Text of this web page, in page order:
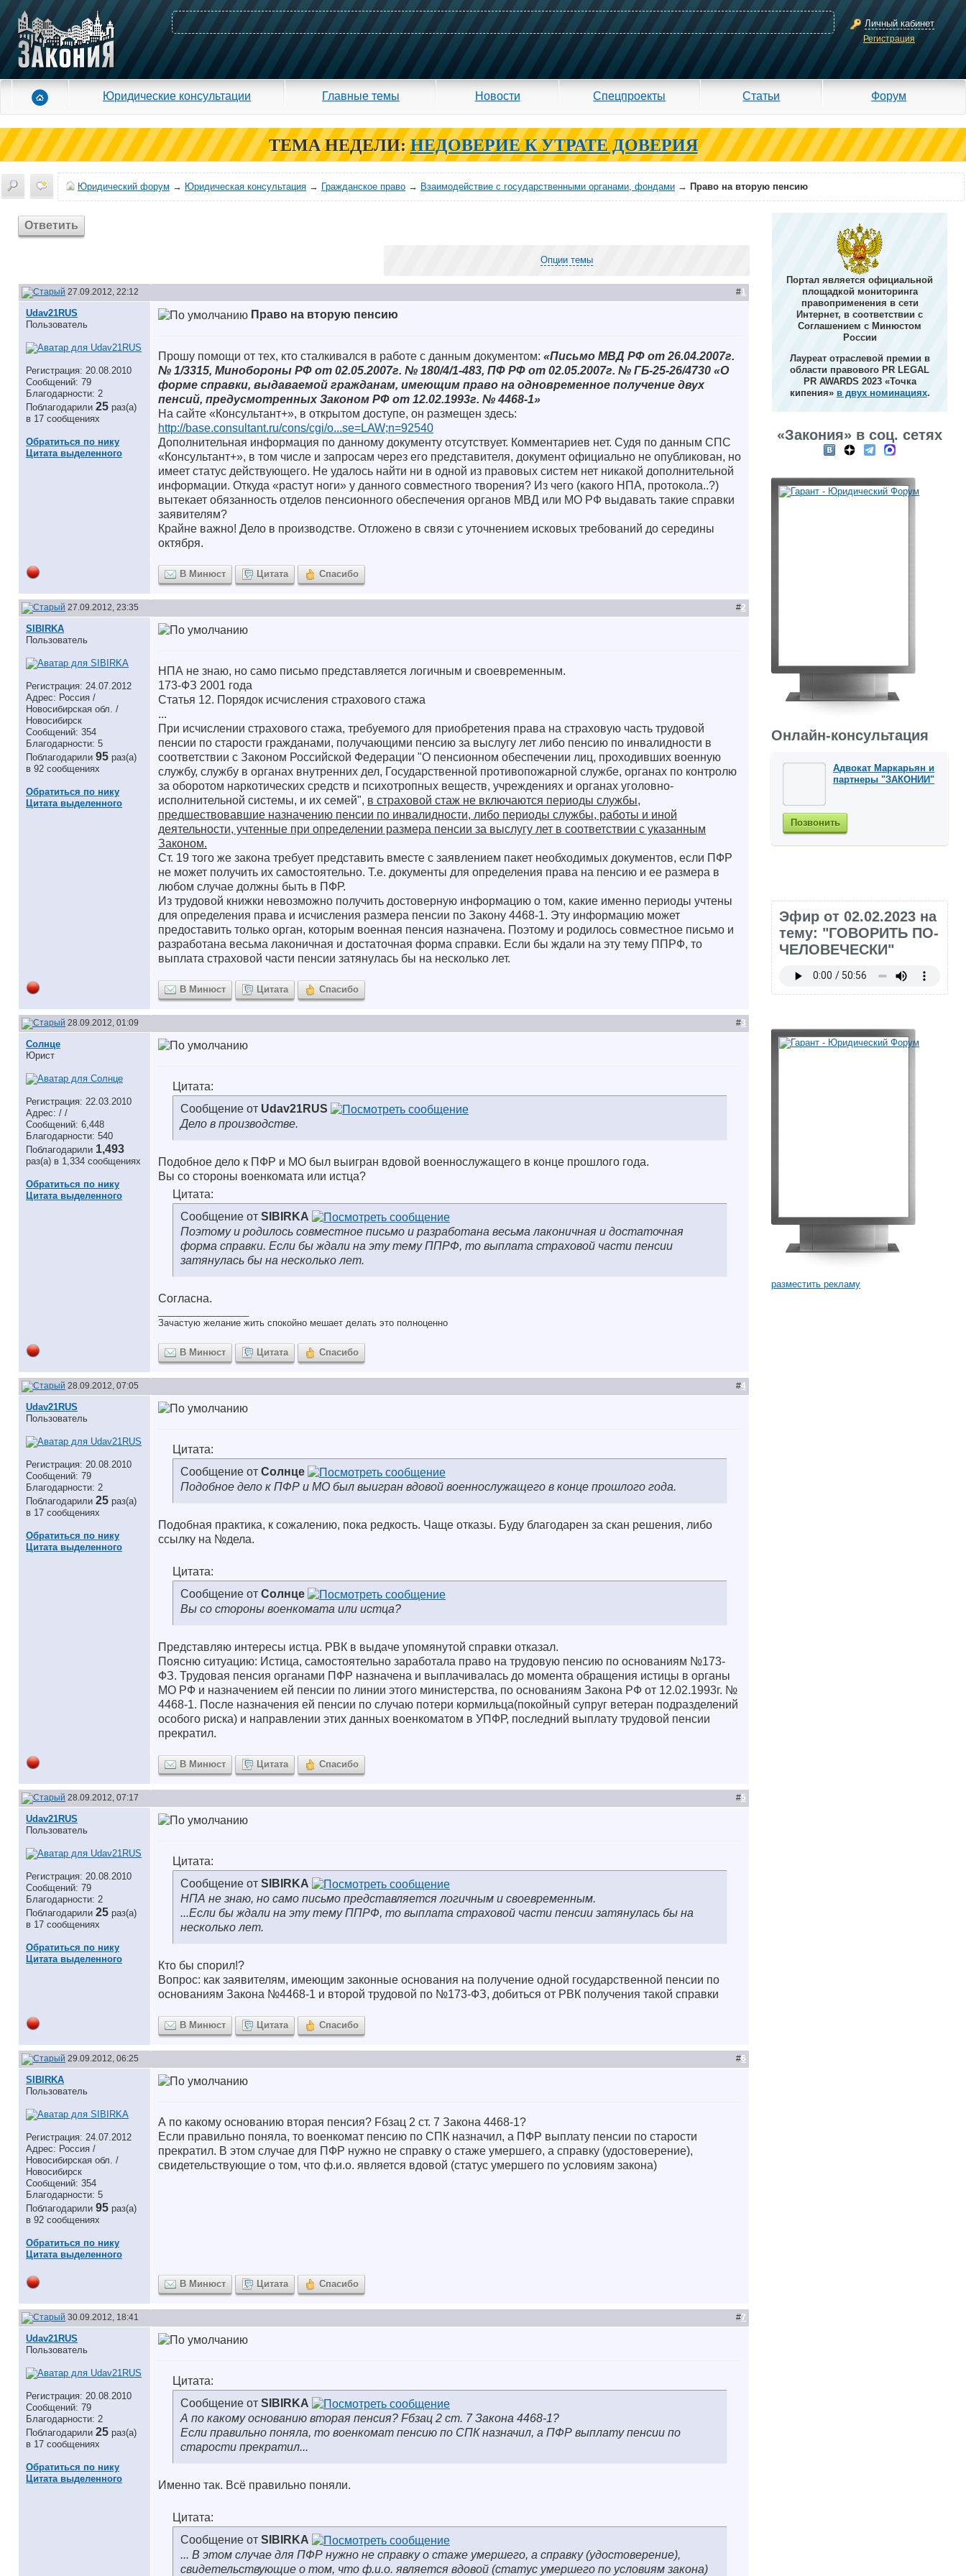
Личный кабинет
Регистрация
Юридические консультации Главные темы Новости Спецпроекты Статьи Форум
ТЕМА НЕДЕЛИ: НЕДОВЕРИЕ К УТРАТЕ ДОВЕРИЯ
Юридический форум → Юридическая консультация → Гражданское право → Взаимодействие с государственными органами, фондами → Право на вторую пенсию
Ответить
Опции темы
27.09.2012, 22:12 #1
Udav21RUS
Пользователь
Регистрация: 20.08.2010
Сообщений: 79
Благодарности: 2
Поблагодарили 25 раз(а)
в 17 сообщениях
Обратиться по нику
Цитата выделенного
Право на вторую пенсию
Прошу помощи от тех, кто сталкивался в работе с данным документом: «Письмо МВД РФ от 26.04.2007г.
№ 1/3315, Минобороны РФ от 02.05.2007г. № 180/4/1-483, ПФ РФ от 02.05.2007г. № ГБ-25-26/4730 «О
форме справки, выдаваемой гражданам, имеющим право на одновременное получение двух
пенсий, предусмотренных Законом РФ от 12.02.1993г. № 4468-1»
На сайте «Консультант+», в открытом доступе, он размещен здесь:
http://base.consultant.ru/cons/cgi/o...se=LAW;n=92540
Дополнительная информация по данному документу отсутствует. Комментариев нет. Судя по данным СПС
«Консультант+», в том числе и запросам через его представителя, документ официально не опубликован, но
имеет статус действующего. Не удалось найти ни в одной из правовых систем нет никакой дополнительной
информации. Откуда «растут ноги» у данного совместного творения? Из чего (какого НПА, протокола..?)
вытекает обязанность отделов пенсионного обеспечения органов МВД или МО РФ выдавать такие справки
заявителям?
Крайне важно! Дело в производстве. Отложено в связи с уточнением исковых требований до середины
октября.
В Минюст Цитата Спасибо
27.09.2012, 23:35 #2
SIBIRKA
Пользователь
Регистрация: 24.07.2012
Адрес: Россия /
Новосибирская обл. /
Новосибирск
Сообщений: 354
Благодарности: 5
Поблагодарили 95 раз(а)
в 92 сообщениях
Обратиться по нику
Цитата выделенного
НПА не знаю, но само письмо представляется логичным и своевременным.
173-ФЗ 2001 года
Статья 12. Порядок исчисления страхового стажа
...
При исчислении страхового стажа, требуемого для приобретения права на страховую часть трудовой
пенсии по старости гражданами, получающими пенсию за выслугу лет либо пенсию по инвалидности в
соответствии с Законом Российской Федерации "О пенсионном обеспечении лиц, проходивших военную
службу, службу в органах внутренних дел, Государственной противопожарной службе, органах по контролю
за оборотом наркотических средств и психотропных веществ, учреждениях и органах уголовно-
исполнительной системы, и их семей", в страховой стаж не включаются периоды службы,
предшествовавшие назначению пенсии по инвалидности, либо периоды службы, работы и иной
деятельности, учтенные при определении размера пенсии за выслугу лет в соответствии с указанным
Законом.
Ст. 19 того же закона требует представить вместе с заявлением пакет необходимых документов, если ПФР
не может получить их самостоятельно. Т.е. документы для определения права на пенсию и ее размера в
любом случае должны быть в ПФР.
Из трудовой книжки невозможно получить достоверную информацию о том, какие именно периоды учтены
для определения права и исчисления размера пенсии по Закону 4468-1. Эту информацию может
предоставить только орган, которым военная пенсия назначена. Поэтому и родилось совместное письмо и
разработана весьма лаконичная и достаточная форма справки. Если бы ждали на эту тему ППРФ, то
выплата страховой части пенсии затянулась бы на несколько лет.
В Минюст Цитата Спасибо
28.09.2012, 01:09 #3
Солнце
Юрист
Регистрация: 22.03.2010
Адрес: / /
Сообщений: 6,448
Благодарности: 540
Поблагодарили 1,493
раз(а) в 1,334 сообщениях
Обратиться по нику
Цитата выделенного
Цитата:
Сообщение от Udav21RUS
Дело в производстве.
Подобное дело к ПФР и МО был выигран вдовой военнослужащего в конце прошлого года.
Вы со стороны военкомата или истца?
Цитата:
Сообщение от SIBIRKA
Поэтому и родилось совместное письмо и разработана весьма лаконичная и достаточная
форма справки. Если бы ждали на эту тему ППРФ, то выплата страховой части пенсии
затянулась бы на несколько лет.
Согласна.
Зачастую желание жить спокойно мешает делать это полноценно
В Минюст Цитата Спасибо
28.09.2012, 07:05 #4
Udav21RUS
Пользователь
Регистрация: 20.08.2010
Сообщений: 79
Благодарности: 2
Поблагодарили 25 раз(а)
в 17 сообщениях
Обратиться по нику
Цитата выделенного
Цитата:
Сообщение от Солнце
Подобное дело к ПФР и МО был выигран вдовой военнослужащего в конце прошлого года.
Подобная практика, к сожалению, пока редкость. Чаще отказы. Буду благодарен за скан решения, либо
ссылку на №дела.
Цитата:
Сообщение от Солнце
Вы со стороны военкомата или истца?
Представляю интересы истца. РВК в выдаче упомянутой справки отказал.
Поясню ситуацию: Истица, самостоятельно заработала право на трудовую пенсию по основаниям №173-
ФЗ. Трудовая пенсия органами ПФР назначена и выплачивалась до момента обращения истицы в органы
МО РФ и назначением ей пенсии по линии этого министерства, по основаниям Закона РФ от 12.02.1993г. №
4468-1. После назначения ей пенсии по случаю потери кормильца(покойный супруг ветеран подразделений
особого риска) и направлении этих данных военкоматом в УПФР, последний выплату трудовой пенсии
прекратил.
В Минюст Цитата Спасибо
28.09.2012, 07:17 #5
Udav21RUS
Пользователь
Регистрация: 20.08.2010
Сообщений: 79
Благодарности: 2
Поблагодарили 25 раз(а)
в 17 сообщениях
Обратиться по нику
Цитата выделенного
Цитата:
Сообщение от SIBIRKA
НПА не знаю, но само письмо представляется логичным и своевременным.
...Если бы ждали на эту тему ППРФ, то выплата страховой части пенсии затянулась бы на
несколько лет.
Кто бы спорил!?
Вопрос: как заявителям, имеющим законные основания на получение одной государственной пенсии по
основаниям Закона №4468-1 и второй трудовой по №173-ФЗ, добиться от РВК получения такой справки
В Минюст Цитата Спасибо
29.09.2012, 06:25 #6
SIBIRKA
Пользователь
Регистрация: 24.07.2012
Адрес: Россия /
Новосибирская обл. /
Новосибирск
Сообщений: 354
Благодарности: 5
Поблагодарили 95 раз(а)
в 92 сообщениях
Обратиться по нику
Цитата выделенного
А по какому основанию вторая пенсия? Fбзац 2 ст. 7 Закона 4468-1?
Если правильно поняла, то военкомат пенсию по СПК назначил, а ПФР выплату пенсии по старости
прекратил. В этом случае для ПФР нужно не справку о стаже умершего, а справку (удостоверение),
свидетельствующие о том, что ф.и.о. является вдовой (статус умершего по условиям закона)
В Минюст Цитата Спасибо
30.09.2012, 18:41 #7
Udav21RUS
Пользователь
Регистрация: 20.08.2010
Сообщений: 79
Благодарности: 2
Поблагодарили 25 раз(а)
в 17 сообщениях
Обратиться по нику
Цитата выделенного
Цитата:
Сообщение от SIBIRKA
А по какому основанию вторая пенсия? Fбзац 2 ст. 7 Закона 4468-1?
Если правильно поняла, то военкомат пенсию по СПК назначил, а ПФР выплату пенсии по
старости прекратил...
Именно так. Всё правильно поняли.
Цитата:
Сообщение от SIBIRKA
... В этом случае для ПФР нужно не справку о стаже умершего, а справку (удостоверение),
свидетельствующие о том, что ф.и.о. является вдовой (статус умершего по условиям закона)
Портал является официальной
площадкой мониторинга
правоприменения в сети
Интернет, в соответствии с
Соглашением с Минюстом
России
Лауреат отраслевой премии в
области правового PR LEGAL
PR AWARDS 2023 «Точка
кипения» в двух номинациях.
«Закония» в соц. сетях
Онлайн-консультация
Адвокат Маркарьян и
партнеры "ЗАКОНИИ"
Позвонить
Эфир от 02.02.2023 на
тему: "ГОВОРИТЬ ПО-
ЧЕЛОВЕЧЕСКИ"
разместить рекламу